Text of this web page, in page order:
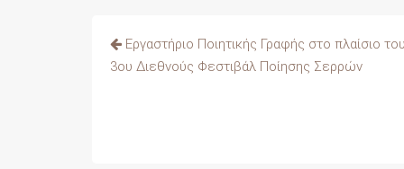
Πλοήγηση
άρθρων
Εργαστήριο Ποιητικής Γραφής στο πλαίσιο
3ου Διεθνούς Φεστιβάλ Ποίησης Σερρών